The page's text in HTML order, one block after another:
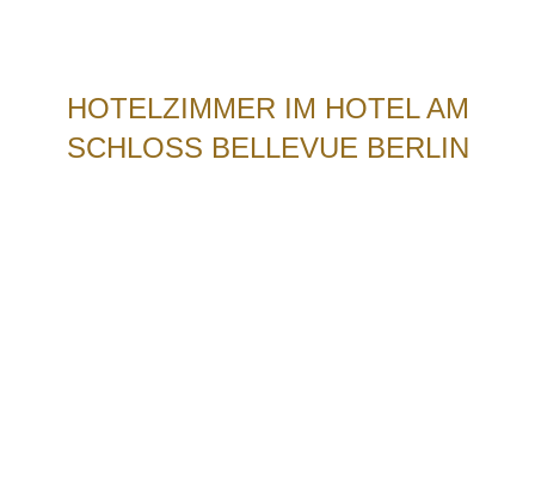
HOTELZIMMER IM HOTEL AM
SCHLOSS BELLEVUE BERLIN